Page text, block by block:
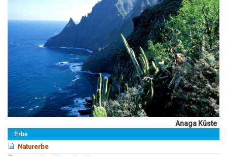
Erbe
Naturerbe
Anaga Küste